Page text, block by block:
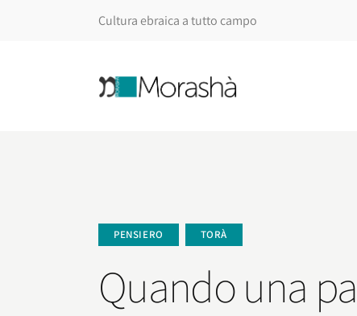
Cultura ebraica a tutto campo
PENSIERO TORÀ
Quando una